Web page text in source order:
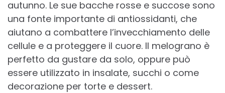
autunno. Le sue bacche rosse e succose sono
una fonte importante di antiossidanti, che
aiutano a combattere l’invecchiamento delle
cellule e a proteggere il cuore. Il melograno è
perfetto da gustare da solo, oppure può
essere utilizzato in insalate, succhi o come
decorazione per torte e dessert.